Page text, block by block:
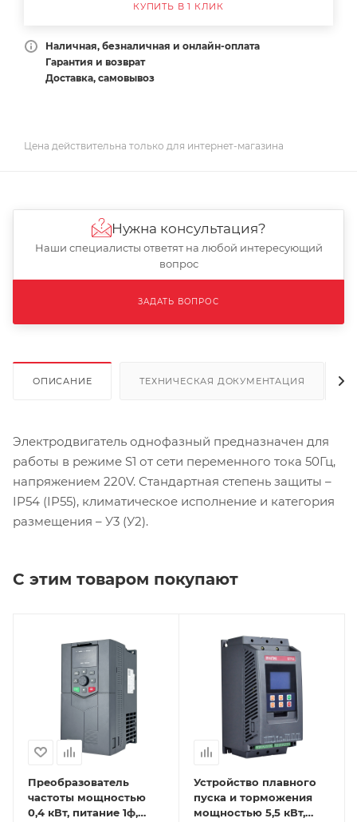
КУПИТЬ В 1 КЛИК
Наличная, безналичная и онлайн-оплата
Гарантия и возврат
Доставка, самовывоз
Цена действительна только для интернет-магазина
ОПИСАНИЕ ТЕХНИЧЕСКАЯ ДОКУМЕНТАЦИЯ
Электродвигатель однофазный предназначен для
работы в режиме S1 от сети переменного тока 50Гц,
напряжением 220V. Стандартная степень защиты –
IP54 (IP55), климатическое исполнение и категория
размещения – У3 (У2).
С этим товаром покупают
Преобразователь
частоты мощностью
0,4 кВт, питание 1ф,
Устройство плавного
пуска и торможения
мощностью 5,5 кВт,
Нужна консультация?
Наши специалисты ответят на любой интересующий
вопрос
ЗАДАТЬ ВОПРОС